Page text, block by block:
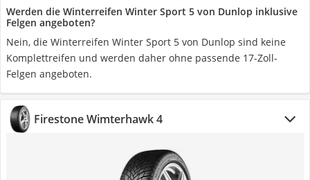
Werden die Winterreifen Winter Sport 5 von Dunlop inklusive
Felgen angeboten?
Nein, die Winterreifen Winter Sport 5 von Dunlop sind keine
Komplettreifen und werden daher ohne passende 17-Zoll-
Felgen angeboten.
Firestone Wimterhawk 4